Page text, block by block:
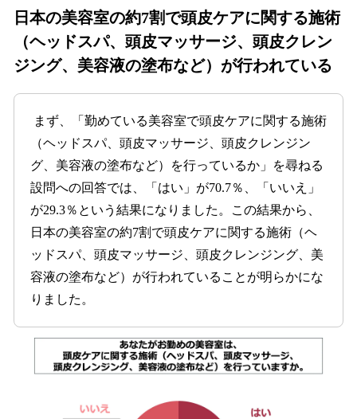
日本の美容室の約7割で頭皮ケアに関する施術
（ヘッドスパ、頭皮マッサージ、頭皮クレン
ジング、美容液の塗布など）が行われている
まず、「勤めている美容室で頭皮ケアに関する施術
（ヘッドスパ、頭皮マッサージ、頭皮クレンジン
グ、美容液の塗布など）を行っているか」を尋ねる
設問への回答では、「はい」が70.7％、「いいえ」
が29.3％という結果になりました。この結果から、
日本の美容室の約7割で頭皮ケアに関する施術（ヘ
ッドスパ、頭皮マッサージ、頭皮クレンジング、美
容液の塗布など）が行われていることが明らかにな
りました。